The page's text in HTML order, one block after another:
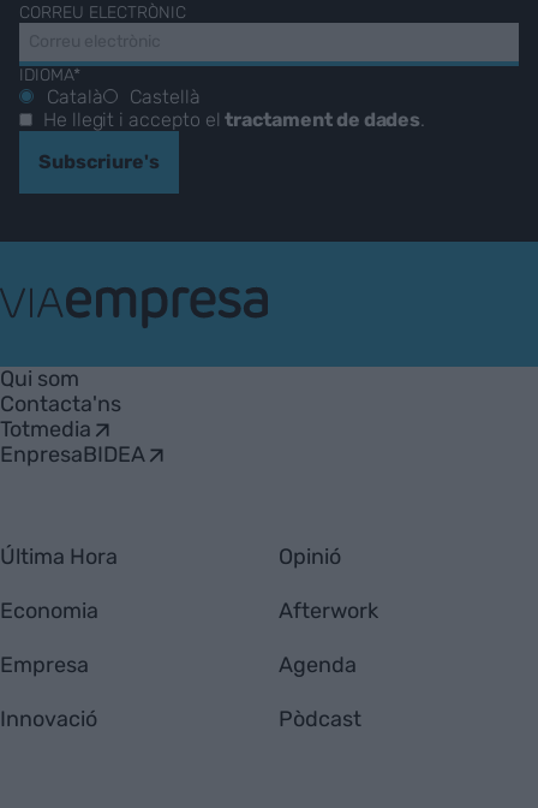
CORREU ELECTRÒNIC
IDIOMA*
Català
Castellà
He llegit i accepto eltractament de dades.
Subscriure's
Empresa
Qui som
Contacta'ns
Totmedia
EnpresaBIDEA
Última Hora
Economia
Empresa
Innovació
Opinió
Afterwork
Agenda
Pòdcast